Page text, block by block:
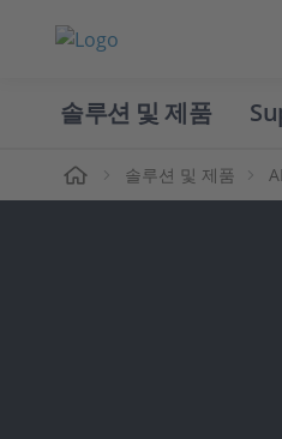
솔루션 및 제품
솔루션 및 제품